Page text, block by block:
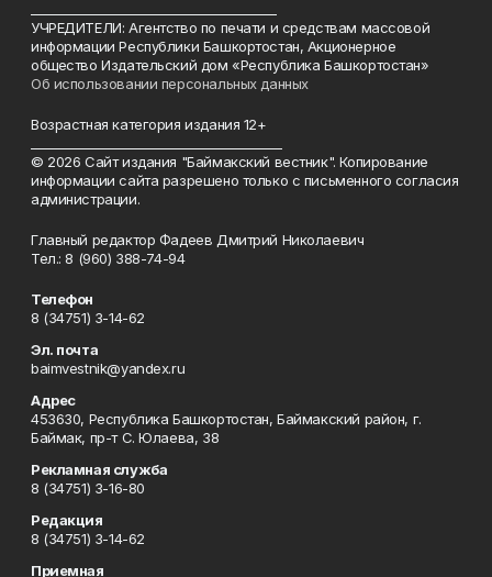
УЧРЕДИТЕЛИ: Агентство по печати и средствам массовой
информации Республики Башкортостан, Акционерное
общество Издательский дом «Республика Башкортостан»
Об использовании персональных данных
Возрастная категория издания 12+
© 2026 Сайт издания "Баймакский вестник". Копирование
информации сайта разрешено только с письменного согласия
администрации.
Главный редактор Фадеев Дмитрий Николаевич
Тел.: 8 (960) 388-74-94
Телефон
8 (34751) 3-14-62
Эл. почта
baimvestnik@yandex.ru
Адрес
453630, Республика Башкортостан, Баймакский район, г.
Баймак, пр-т С. Юлаева, 38
Рекламная служба
8 (34751) 3-16-80
Редакция
8 (34751) 3-14-62
Приемная